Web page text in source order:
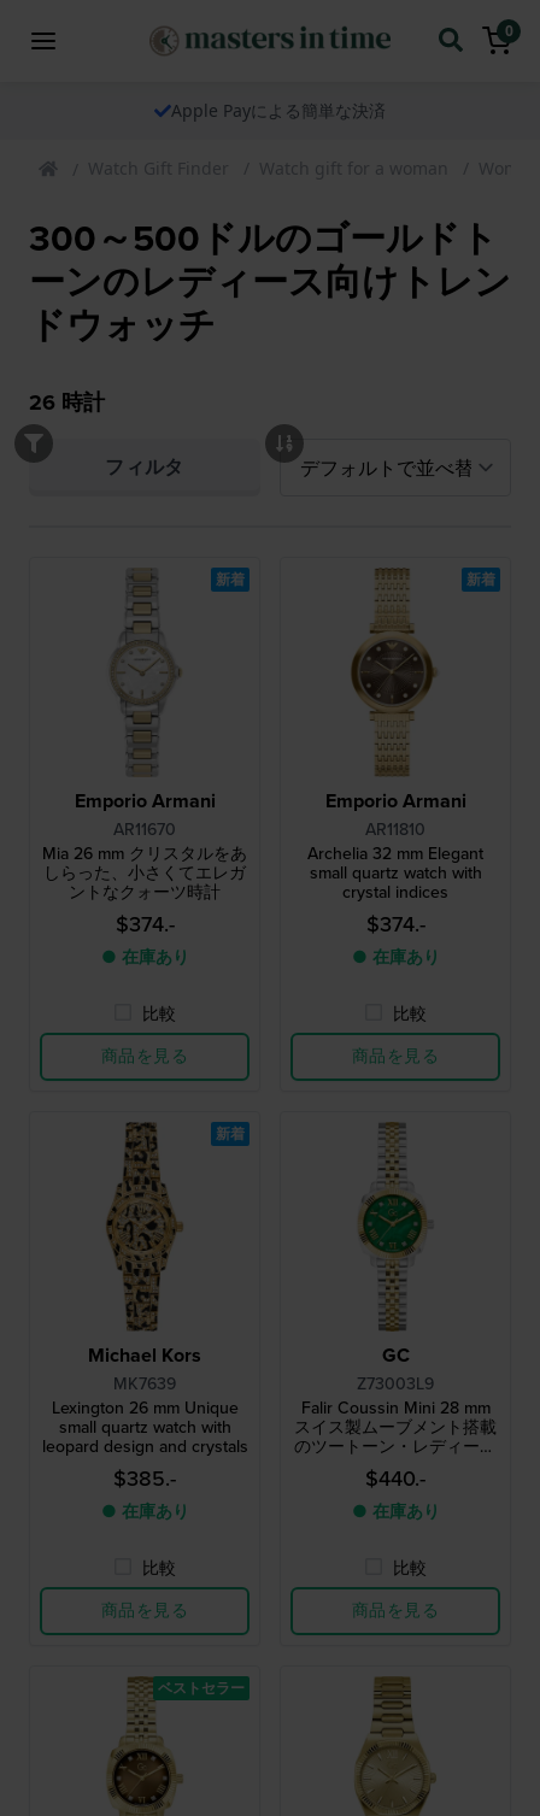
0
Apple Payによる簡単な決済
Watch Gift Finder Watch gift for a woman
300～500ドルのゴールドト
ーンのレディース向けトレン
ドウォッチ
26 時計
フィルタ
Emporio Armani
AR11670
Mia 26 mm クリスタルをあ
しらった、小さくてエレガ
ントなクォーツ時計
$374.-
● 在庫あり
比較
商品を見る
新着
Emporio Armani
AR11810
Archelia 32 mm Elegant
small quartz watch with
crystal indices
$374.-
● 在庫あり
比較
商品を見る
新着
Michael Kors
MK7639
Lexington 26 mm Unique
small quartz watch with
leopard design and crystals
$385.-
● 在庫あり
比較
商品を見る
新着
GC
Z73003L9
Falir Coussin Mini 28 mm
スイス製ムーブメント搭載
のツートーン・レディース
クォーツウォッチ
$440.-
● 在庫あり
比較
商品を見る
ベストセラー